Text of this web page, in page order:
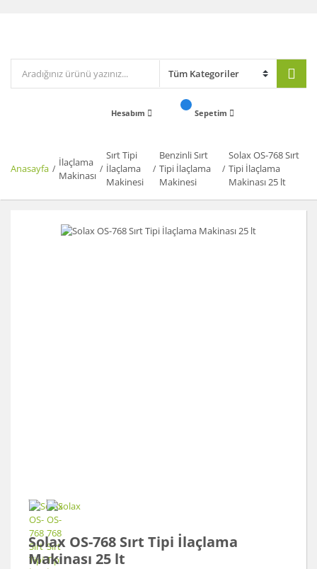
Hesabım Sepetim
Anasayfa
İlaçlama
Makinası
Sırt Tipi
İlaçlama
Makinesi
Benzinli Sırt
Tipi İlaçlama
Makinesi
Solax OS-768 Sırt
Tipi İlaçlama
Makinası 25 lt
Solax OS-768 Sırt Tipi İlaçlama
Makinası 25 lt